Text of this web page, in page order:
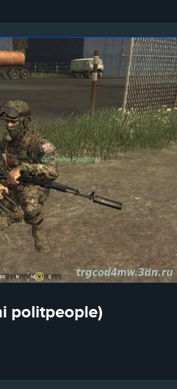
politpeople)